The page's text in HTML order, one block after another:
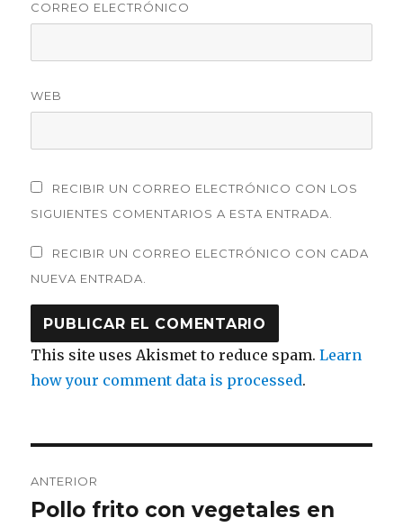
CORREO ELECTRÓNICO
WEB
RECIBIR UN CORREO ELECTRÓNICO CON LOS
SIGUIENTES COMENTARIOS A ESTA ENTRADA.
RECIBIR UN CORREO ELECTRÓNICO CON CADA
NUEVA ENTRADA.
This site uses Akismet to reduce spam.Learn
how your comment data is processed.
de
ANTERIOR
Entrada
Pollo frito con vegetales en